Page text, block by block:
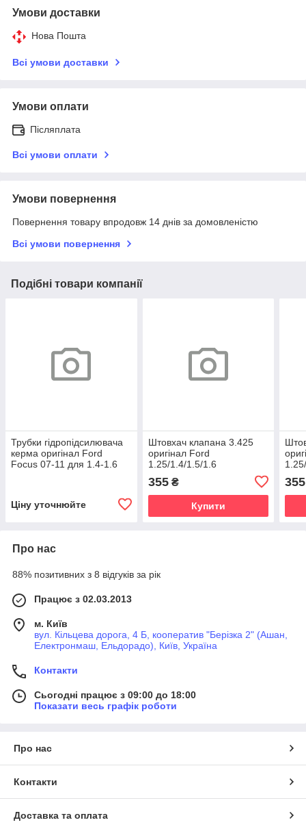
Умови доставки
Нова Пошта
Всі умови доставки
Умови оплати
Післяплата
Всі умови оплати
Умови повернення
Повернення товару впродовж 14 днів за домовленістю
Всі умови повернення
Подібні товари компанії
Трубки гідропідсилювача
керма оригінал Ford
Focus 07-11 для 1.4-1.6
Ціну уточнюйте
Штовхач клапана 3.425
оригінал Ford
1.25/1.4/1.5/1.6
355₴
Купити
355
Про нас
88% позитивних з 8 відгуків за рік
Працює з 02.03.2013
м. Київ
вул. Кільцева дорога, 4 Б, кооператив "Берізка 2" (Ашан,
Електронмаш, Ельдорадо), Київ, Україна
Контакти
Сьогодні працює з 09:00 до 18:00
Показати весь графік роботи
Про нас
Контакти
Доставка та оплата